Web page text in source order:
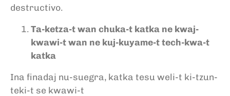
destructivo.
Ta-ketza-t wan chuka-t katka ne kwaj-
kwawi-t wan ne kuj-kuyame-t tech-kwa-t
katka
Ina finadaj nu-suegra, katka tesu weli-t ki-tzun-
teki-t se kwawi-t